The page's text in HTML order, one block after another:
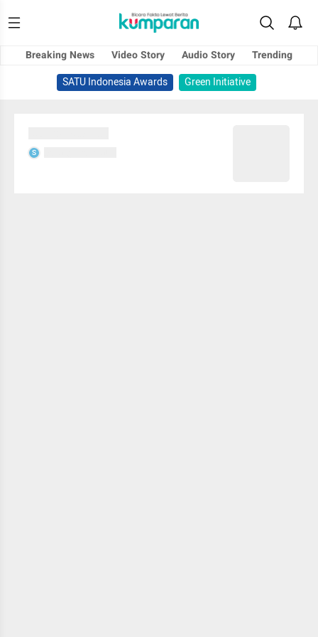
Breaking News Video Story Audio Story
Trending
SATU Indonesia Awards
Green Initiative
S